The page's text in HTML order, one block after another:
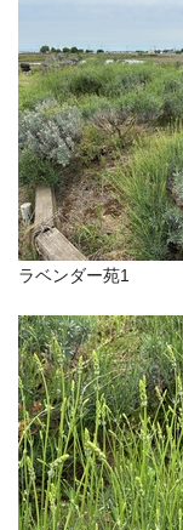
ラベンダー苑1